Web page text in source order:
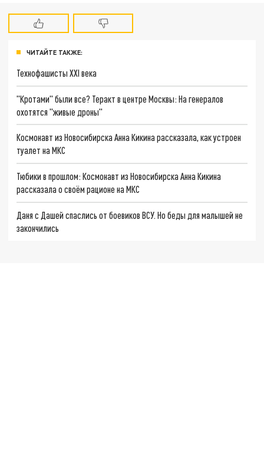
ЧИТАЙТЕ ТАКЖЕ:
Технофашисты XXI века
"Кротами" были все? Теракт в центре Москвы: На генералов
охотятся "живые дроны"
Космонавт из Новосибирска Анна Кикина рассказала, как устроен
туалет на МКС
Тюбики в прошлом: Космонавт из Новосибирска Анна Кикина
рассказала о своём рационе на МКС
Даня с Дашей спаслись от боевиков ВСУ. Но беды для малышей не
закончились